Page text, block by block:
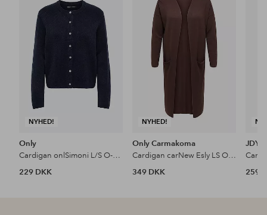
NYHED!
favoritter
Only
Cardigan onlSimoni L/S O-neck Knt N
229 DKK
NYHED!
favoritter
Only Carmakoma
Cardigan carNew Esly LS Open Long Cardigan
349 DKK
JDY
259